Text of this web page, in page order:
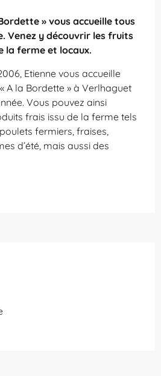
» vous accueille tous
Venez y découvrir les fruits
la ferme et locaux.
Etienne vous accueille
A la Bordette » à Verlhaguet
Vous pouvez ainsi
frais issu de la ferme tels
fermiers, fraises,
d’été, mais aussi des